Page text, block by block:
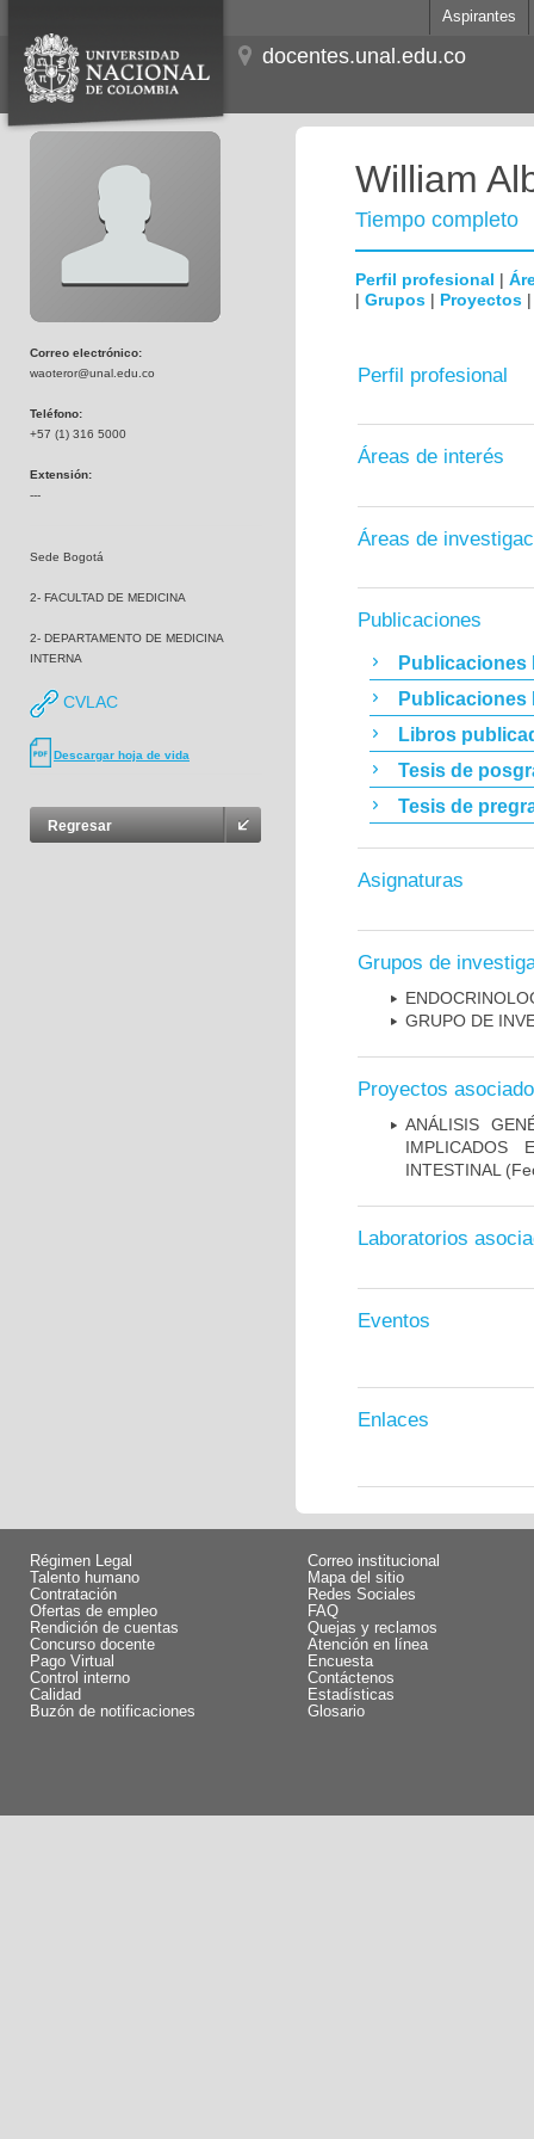
Aspirantes
docentes.unal.edu.co
Correo electrónico:
waoteror@unal.edu.co
Teléfono:
+57 (1) 316 5000
Extensión:
---
Sede Bogotá
2- FACULTAD DE MEDICINA
2- DEPARTAMENTO DE MEDICINA
INTERNA
CVLAC
Descargar hoja de vida
Regresar
William
Tiempo completo
Perfil profesional |
| Grupos | Proyectos
Perfil profesional
Áreas de interés
Áreas de
Publicaciones
Publicaciones
Publicaciones
Libros
Tesis de
Tesis de
Asignaturas
Grupos de
GRUPO DE
Proyectos
ANÁLISIS
IMPLICADOS
INTESTINAL
Laboratorios
Eventos
Enlaces
Régimen Legal
Talento humano
Contratación
Ofertas de empleo
Rendición de cuentas
Concurso docente
Pago Virtual
Control interno
Calidad
Buzón de notificaciones
Correo institucional
Mapa del sitio
Redes Sociales
FAQ
Quejas y reclamos
Atención en línea
Encuesta
Contáctenos
Estadísticas
Glosario